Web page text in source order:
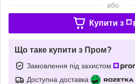
або
Купити з
Що таке купити з Пром?
Замовлення під захистом
Доступна доставка